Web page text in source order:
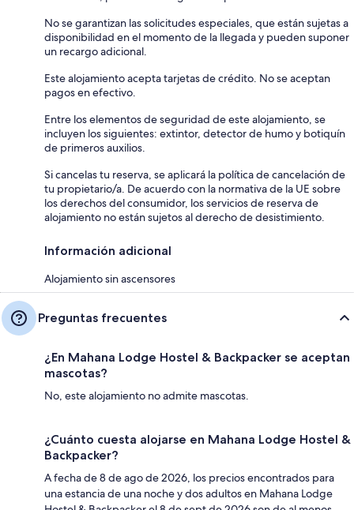
No se garantizan las solicitudes especiales, que están sujetas a
disponibilidad en el momento de la llegada y pueden suponer
un recargo adicional.
Este alojamiento acepta tarjetas de crédito. No se aceptan
pagos en efectivo.
Entre los elementos de seguridad de este alojamiento, se
incluyen los siguientes: extintor, detector de humo y botiquín
de primeros auxilios.
Si cancelas tu reserva, se aplicará la política de cancelación de
tu propietario/a. De acuerdo con la normativa de la UE sobre
los derechos del consumidor, los servicios de reserva de
alojamiento no están sujetos al derecho de desistimiento.
Información adicional
Alojamiento sin ascensores
Preguntas frecuentes
¿En Mahana Lodge Hostel & Backpacker se aceptan
mascotas?
No, este alojamiento no admite mascotas.
¿Cuánto cuesta alojarse en Mahana Lodge Hostel &
Backpacker?
A fecha de 8 de ago de 2026, los precios encontrados para
una estancia de una noche y dos adultos en Mahana Lodge